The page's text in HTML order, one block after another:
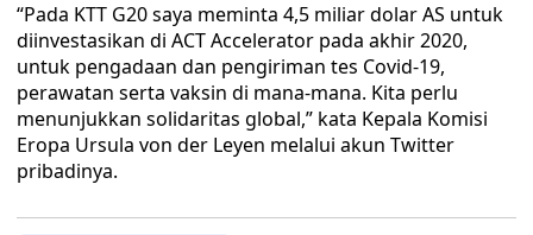
“Pada KTT G20 saya meminta 4,5 miliar dolar AS untuk
diinvestasikan di ACT Accelerator pada akhir 2020,
untuk pengadaan dan pengiriman tes Covid-19,
perawatan serta vaksin di mana-mana. Kita perlu
menunjukkan solidaritas global,” kata Kepala Komisi
Eropa Ursula von der Leyen melalui akun Twitter
pribadinya.